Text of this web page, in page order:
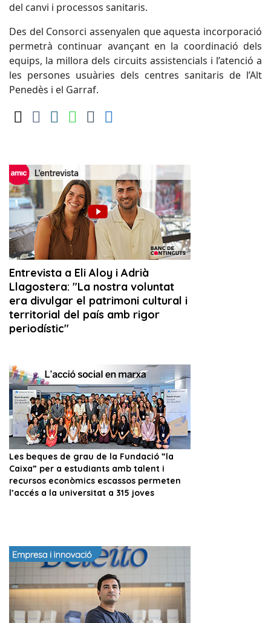
del canvi i processos sanitaris.
Des del Consorci assenyalen que aquesta incorporació
permetrà continuar avançant en la coordinació dels
equips, la millora dels circuits assistencials i l’atenció a
les persones usuàries dels centres sanitaris de l’Alt
Penedès i el Garraf.